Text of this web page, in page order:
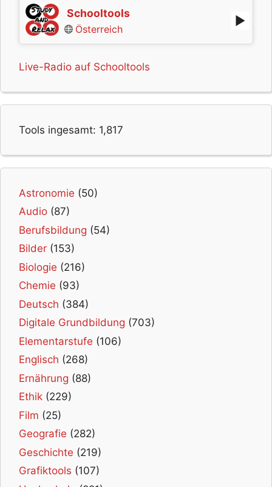
Schooltools
Österreich
Live-Radio auf Schooltools
Tools ingesamt: 1,817
Astronomie (50)
Audio (87)
Berufsbildung (54)
Bilder (153)
Biologie (216)
Chemie (93)
Deutsch (384)
Digitale Grundbildung (703)
Elementarstufe (106)
Englisch (268)
Ernährung (88)
Ethik (229)
Film (25)
Geografie (282)
Geschichte (219)
Grafiktools (107)